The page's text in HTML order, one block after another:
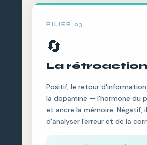
PILIER 03
🔄
La rétroaction
Positif, le retour d'information
la dopamine — l'hormone du
et ancre la mémoire. Négatif,
d'analyser l'erreur et de la